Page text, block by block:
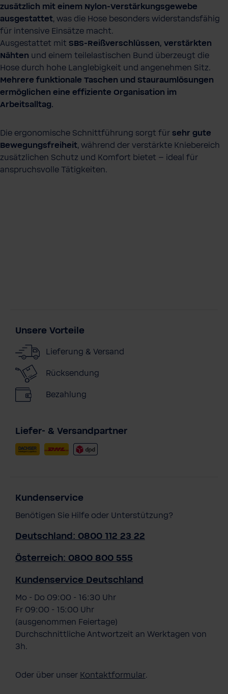
zusätzlich mit einem Nylon‑Verstärkungsgewebe
ausgestattet, was die Hose besonders widerstandsfähig
für intensive Einsätze macht.
Ausgestattet mit SBS‑Reißverschlüssen, verstärkten
Nähten und einem teilelastischen Bund überzeugt die
Hose durch hohe Langlebigkeit und angenehmen Sitz.
Mehrere funktionale Taschen und Stauraumlösungen
ermöglichen eine effiziente Organisation im
Arbeitsalltag.
Die ergonomische Schnittführung sorgt für sehr gute
Bewegungsfreiheit, während der verstärkte Kniebereich
zusätzlichen Schutz und Komfort bietet – ideal für
anspruchsvolle Tätigkeiten.
Unsere Vorteile
Lieferung & Versand
Rücksendung
Bezahlung
Liefer- & Versandpartner
Kundenservice
Benötigen Sie Hilfe oder Unterstützung?
Deutschland: 0800 112 23 22
Österreich: 0800 800 555
Kundenservice Deutschland
Mo - Do 09:00 - 16:30 Uhr
Fr 09:00 - 15:00 Uhr
(ausgenommen Feiertage)
Durchschnittliche Antwortzeit an Werktagen von
3h.
Oder über unser Kontaktformular.